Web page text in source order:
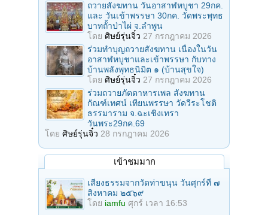
ถวายสังฆทาน วันอาสาฬหบูชา 29กค.
และ วันเข้าพรรษา 30กค. วัดพระพุทธ
บาทถั้าป่าไผ่ จ.ลําพูน
โดย ศิษย์รุ่นจิ๋ว 27 กรกฎาคม 2026
ร่วมทําบุญถวายสังฆทาน เนื่องในวัน
อาสาฬหบูชาและเข้าพรรษา กับทาง
บ้านพลังพุทธนิมิต ๑ (บ้านสุขใจ)
โดย ศิษย์รุ่นจิ๋ว 27 กรกฎาคม 2026
ร่วมถวายภัตตาหารเพล สังฆทาน
กัณฑ์เทศน์ เทียนพรรษา วัดวีระโชติ
ธรรมาราม จ.ฉะเชิงเทรา
วันพระ29กค.69
โดย ศิษย์รุ่นจิ๋ว 28 กรกฎาคม 2026
เข้าชมมาก
เสียงธรรมจากวัดท่าขนุน วันศุกร์ที่ ๗
สิงหาคม ๒๕๖๙
โดย iamfu ศุกร์ เวลา 16:53